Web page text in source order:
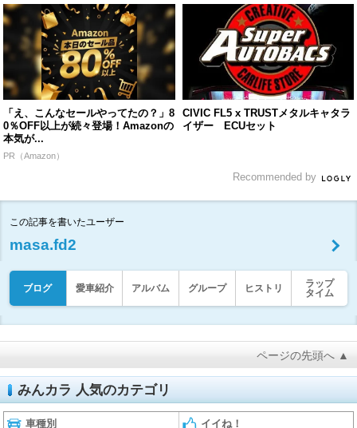
「え、こんなセールやってたの？」8
0％OFF以上が続々登場！Amazonの
本気が...
PR（Amazon）
CIVIC FL5 x TRUSTメタルキャタラ
イザー ECUセット
Recommended by
この記事を書いたユーザー
masa.fd2
ブログ 愛車紹介 アルバム グループ ヒストリ
ラップ
タイム
ページの先頭へ ▲
みんカラ 人気のカテゴリ
車種別 イイね！